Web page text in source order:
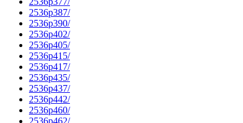
2536p387/
2536p390/
2536p402/
2536p405/
2536p415/
2536p417/
2536p435/
2536p437/
2536p442/
2536p460/
2536p462/